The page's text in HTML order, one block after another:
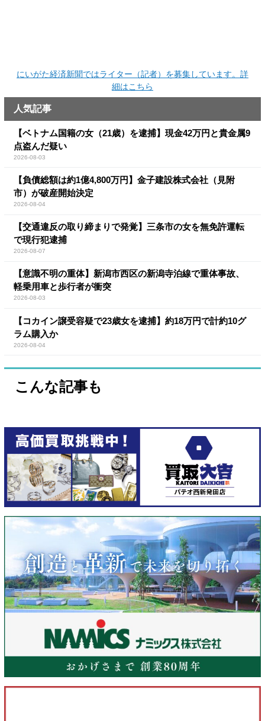
にいがた経済新聞ではライター（記者）を募集しています。詳
細はこちら
人気記事
【ベトナム国籍の女（21歳）を逮捕】現金42万円と貴金属9
点盗んだ疑い
2026-08-03
【負債総額は約1億4,800万円】金子建設株式会社（見附
市）が破産開始決定
2026-08-04
【交通違反の取り締まりで発覚】三条市の女を無免許運転
で現行犯逮捕
2026-08-07
【意識不明の重体】新潟市西区の新潟寺泊線で重体事故、
軽乗用車と歩行者が衝突
2026-08-03
【コカイン譲受容疑で23歳女を逮捕】約18万円で計約10グ
ラム購入か
2026-08-04
こんな記事も